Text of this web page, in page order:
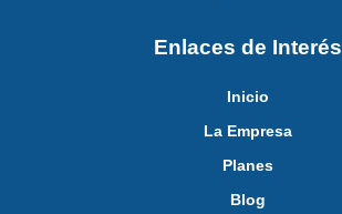
Enlaces de Interés
Inicio
La Empresa
Planes
Blog